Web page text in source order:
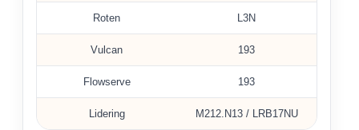
Roten L3N
Vulcan 193
Flowserve 193
Lidering M212.N13 / LRB17NU